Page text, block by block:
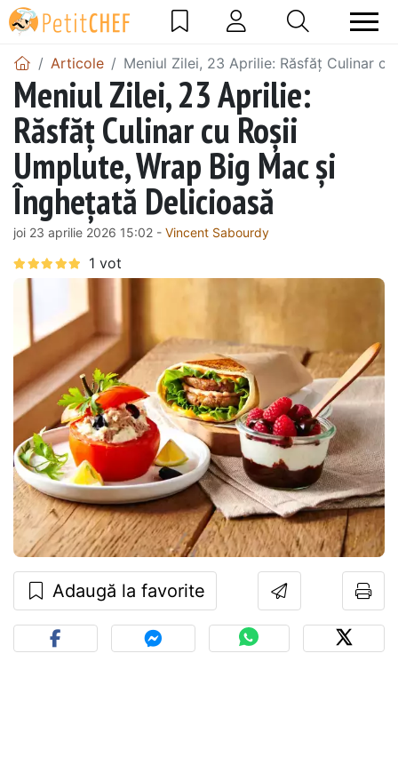
Articole Meniul Zilei, 23 Aprilie: Răsfăț Culinar
Meniul Zilei, 23 Aprilie:
Răsfăț Culinar cu Roșii
Umplute, Wrap Big Mac și
Înghețată Delicioasă
joi 23 aprilie 2026 15:02 - Vincent Sabourdy
Adaugă la favorite